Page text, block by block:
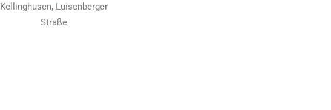
Kellinghusen, Luisenberger
Straße